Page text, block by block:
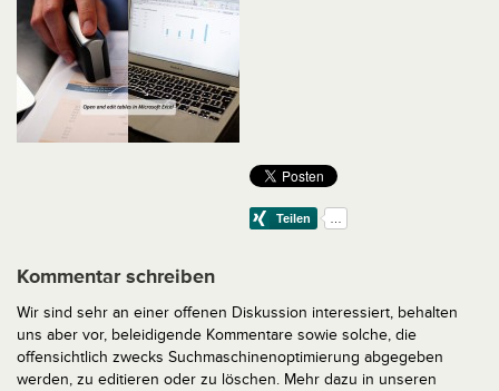
Kommentar schreiben
Wir sind sehr an einer offenen Diskussion interessiert, behalten
uns aber vor, beleidigende Kommentare sowie solche, die
offensichtlich zwecks Suchmaschinenoptimierung abgegeben
werden, zu editieren oder zu löschen. Mehr dazu in unseren